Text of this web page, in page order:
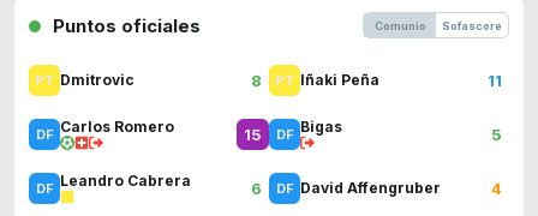
Puntos oficiales Comunio Sofascore
Dmitrovic 8
Carlos Romero 15
Leandro Cabrera 6
Iñaki Peña 11
Bigas 5
David Affengruber 4